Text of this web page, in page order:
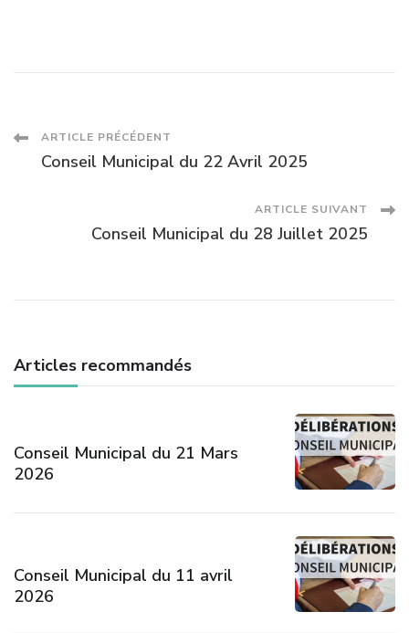
Navigation
articles
ARTICLE PRÉCÉDENT
Conseil Municipal du 22 Avril 2025
ARTICLE SUIVANT
Conseil Municipal du 28 Juillet 2025
Articles recommandés
Conseil Municipal du 21 Mars
2026
Conseil Municipal du 11 avril
2026